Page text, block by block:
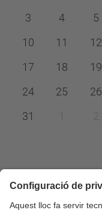
3
4 5
10
11 12
17
18 19
24
25 26
31
1 2
Llegenda calendari
Consell de Govern